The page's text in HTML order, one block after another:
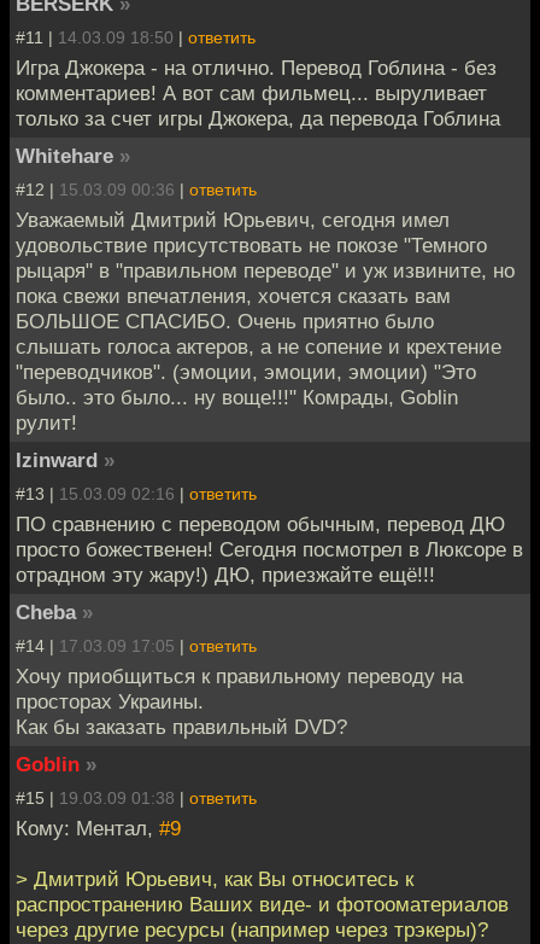
#11 | 14.03.09 18:50 | ответить
Игра Джокера - на отлично. Перевод Гоблина - без
комментариев! А вот сам фильмец... выруливает
только за счет игры Джокера, да перевода Гоблина
Whitehare »
#12 | 15.03.09 00:36 | ответить
Уважаемый Дмитрий Юрьевич, сегодня имел
удовольствие присутствовать не покозе "Темного
рыцаря" в "правильном переводе" и уж извините, но
пока свежи впечатления, хочется сказать вам
БОЛЬШОЕ СПАСИБО. Очень приятно было
слышать голоса актеров, а не сопение и крехтение
"переводчиков". (эмоции, эмоции, эмоции) "Это
было.. это было... ну воще!!!" Комрады, Goblin
рулит!
Izinward »
#13 | 15.03.09 02:16 | ответить
ПО сравнению с переводом обычным, перевод ДЮ
просто божественен! Сегодня посмотрел в Люксоре в
отрадном эту жару!) ДЮ, приезжайте ещё!!!
Cheba »
#14 | 17.03.09 17:05 | ответить
Хочу приобщиться к правильному переводу на
просторах Украины.
Как бы заказать правильный DVD?
Goblin »
#15 | 19.03.09 01:38 | ответить
Кому: Ментал, #9
> Дмитрий Юрьевич, как Вы относитесь к
распространению Ваших виде- и фотооматериалов
через другие ресурсы (например через трэкеры)?